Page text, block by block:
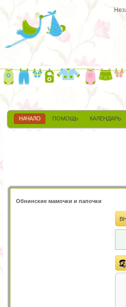
НАЧАЛО ПОМОЩЬ КАЛЕНДАРЬ
Обнинские мамочки и папочки